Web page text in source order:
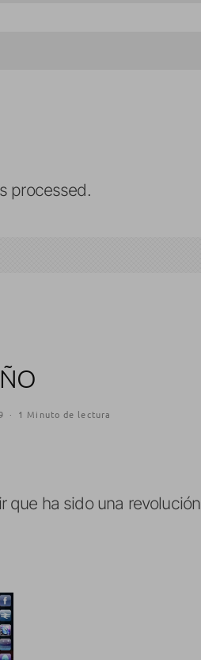
processed.
· 1 Minuto de lectura
que ha sido una revolución